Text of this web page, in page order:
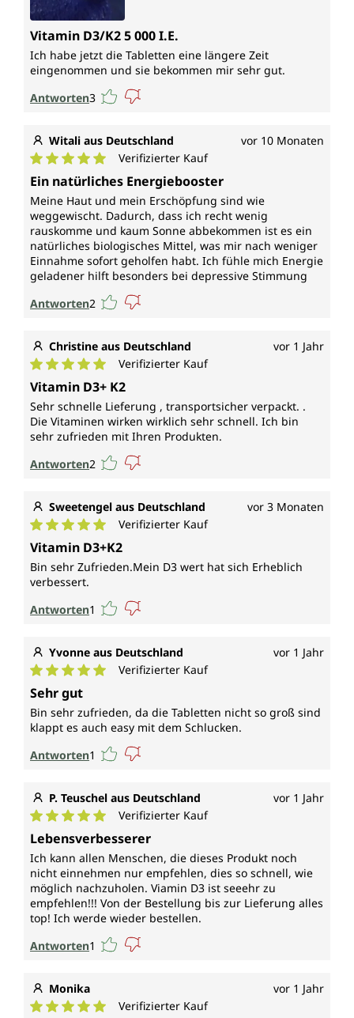
Vitamin D3/K2 5 000 I.E.
Ich habe jetzt die Tabletten eine längere Zeit
eingenommen und sie bekommen mir sehr gut.
Antworten3
Witali aus Deutschland vor 10 Monaten
Durchschnittliche Bewertung von 5 von 5 Sternen
Verifizierter Kauf
Ein natürliches Energiebooster
Meine Haut und mein Erschöpfung sind wie
weggewischt. Dadurch, dass ich recht wenig
rauskomme und kaum Sonne abbekommen ist es ein
natürliches biologisches Mittel, was mir nach weniger
Einnahme sofort geholfen habt. Ich fühle mich Energie
geladener hilft besonders bei depressive Stimmung
Antworten2
Christine aus Deutschland vor 1 Jahr
Durchschnittliche Bewertung von 5 von 5 Sternen
Verifizierter Kauf
Vitamin D3+ K2
Sehr schnelle Lieferung , transportsicher verpackt. .
Die Vitaminen wirken wirklich sehr schnell. Ich bin
sehr zufrieden mit Ihren Produkten.
Antworten2
Sweetengel aus Deutschland vor 3 Monaten
Durchschnittliche Bewertung von 5 von 5 Sternen
Verifizierter Kauf
Vitamin D3+K2
Bin sehr Zufrieden.Mein D3 wert hat sich Erheblich
verbessert.
Antworten1
Yvonne aus Deutschland vor 1 Jahr
Durchschnittliche Bewertung von 5 von 5 Sternen
Verifizierter Kauf
Sehr gut
Bin sehr zufrieden, da die Tabletten nicht so groß sind
klappt es auch easy mit dem Schlucken.
Antworten1
P. Teuschel aus Deutschland vor 1 Jahr
Durchschnittliche Bewertung von 5 von 5 Sternen
Verifizierter Kauf
Lebensverbesserer
Ich kann allen Menschen, die dieses Produkt noch
nicht einnehmen nur empfehlen, dies so schnell, wie
möglich nachzuholen. Viamin D3 ist seeehr zu
empfehlen!!! Von der Bestellung bis zur Lieferung alles
top! Ich werde wieder bestellen.
Antworten1
Monika vor 1 Jahr
Verifizierter Kauf